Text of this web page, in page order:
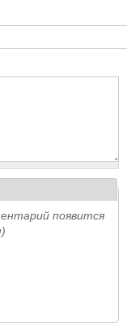
появится